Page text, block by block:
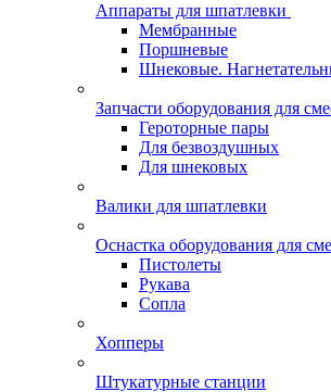
Аппараты для шпатлевки
Мембранные
Поршневые
Шнековые.
Запчасти оборудования для
Героторные пары
Для безвоздушных
Для шнековых
Валики для шпатлевки
Оснастка оборудования для
Пистолеты
Рукава
Сопла
Хопперы
Штукатурные станции